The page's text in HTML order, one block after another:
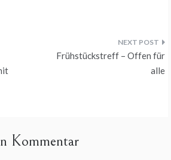
Frühstückstreff – Offen für
alle
Kommentar